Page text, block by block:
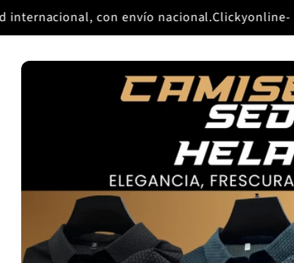
directamente
nacional.Clickyonline- Pago Contraentrega
directamente